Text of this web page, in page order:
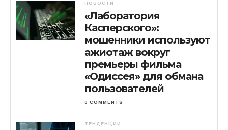
НОВОСТИ
«Лаборатория
Касперского»:
мошенники используют
ажиотаж вокруг
премьеры фильма
«Одиссея» для обмана
пользователей
0 COMMENTS
ТЕНДЕНЦИИ